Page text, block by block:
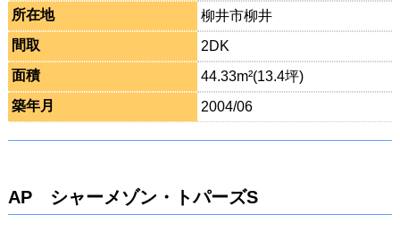
所在地
柳井市柳井
間取
2DK
面積
44.33m²(13.4坪)
築年月
2004/06
AP シャーメゾン・トパーズS